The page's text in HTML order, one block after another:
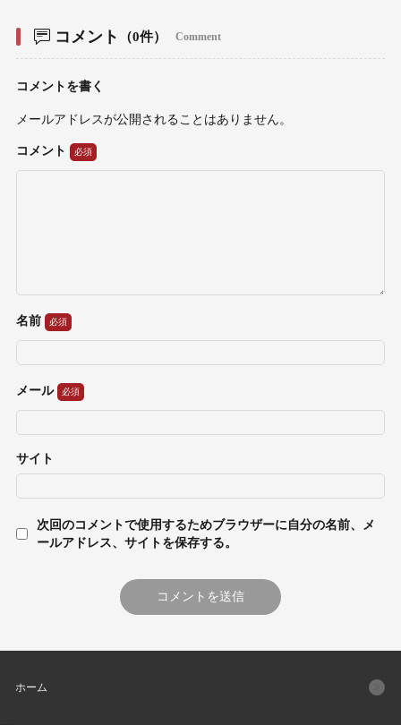
コメント （0件） Comment
コメントを書く
メールアドレスが公開されることはありません。
コメント
名前
メール
サイト
次回のコメントで使用するためブラウザーに自分の名前、メ
ールアドレス、サイトを保存する。
ホーム